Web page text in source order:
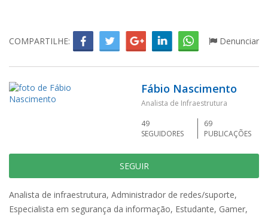
COMPARTILHE: Denunciar
Fábio Nascimento
Analista de Infraestrutura
49
SEGUIDORES
69
PUBLICAÇÕES
SEGUIR
Analista de infraestrutura, Administrador de redes/suporte,
Especialista em segurança da informação, Estudante, Gamer,